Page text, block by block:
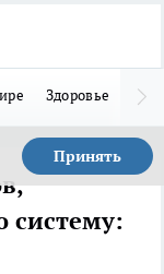
Здоровье
Принять